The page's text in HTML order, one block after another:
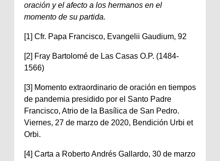
oración y el afecto a los hermanos en el
momento de su partida.
[1] Cfr. Papa Francisco, Evangelii Gaudium, 92
[2] Fray Bartolomé de Las Casas O.P. (1484-
1566)
[3] Momento extraordinario de oración en tiempos
de pandemia presidido por el Santo Padre
Francisco, Atrio de la Basílica de San Pedro.
Viernes, 27 de marzo de 2020, Bendición Urbi et
Orbi.
[4] Carta a Roberto Andrés Gallardo, 30 de marzo